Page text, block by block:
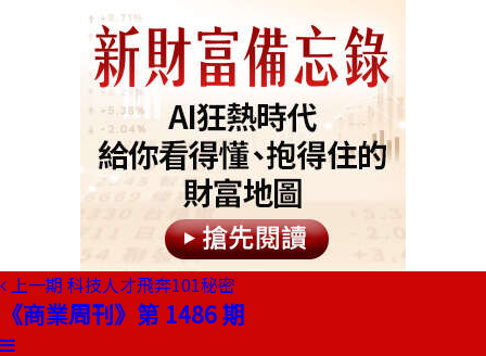
上一期 科技人才飛奔101秘密
《商業周刊》第 1486 期